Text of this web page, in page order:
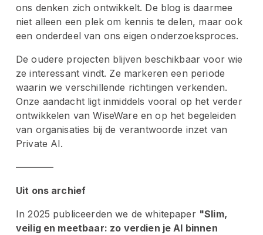
ons denken zich ontwikkelt. De blog is daarmee
niet alleen een plek om kennis te delen, maar ook
een onderdeel van ons eigen onderzoeksproces.
De oudere projecten blijven beschikbaar voor wie
ze interessant vindt. Ze markeren een periode
waarin we verschillende richtingen verkenden.
Onze aandacht ligt inmiddels vooral op het verder
ontwikkelen van WiseWare en op het begeleiden
van organisaties bij de verantwoorde inzet van
Private AI.
————
Uit ons archief
In 2025 publiceerden we de whitepaper "Slim,
veilig en meetbaar: zo verdien je AI binnen